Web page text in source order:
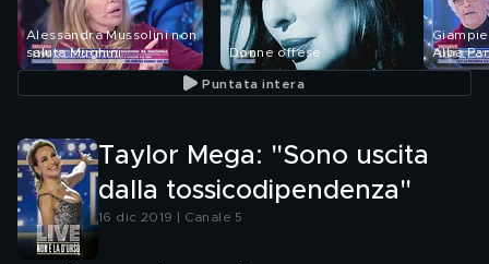
Alessandra Mussolini non
saluta Mughini
Donne offese
Alba
Puntata intera
Taylor Mega: "Sono uscita
dalla tossicodipendenza"
16 dic 2019 | Canale 5